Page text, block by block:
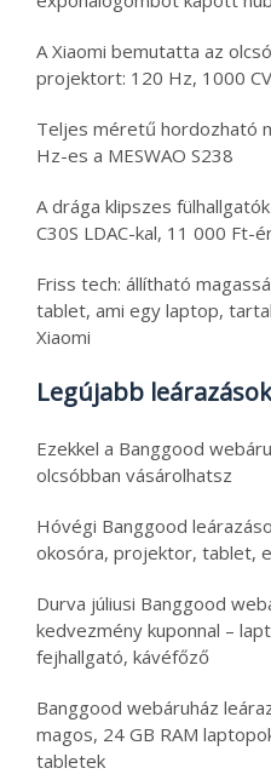
A Xiaomi bemutatta az
projektort: 120 Hz, 1000
Teljes méretű hordozható
Hz-es a MESWAO S238
A drága klipszes
C30S LDAC-kal, 11 000 Ft-
Friss tech: állítható
tablet, ami egy laptop,
Xiaomi
Legújabb leárazások
Ezekkel a Banggood
olcsóbban vásárolhatsz
Hóvégi Banggood
okosóra, projektor, tablet,
Durva júliusi Banggood
kedvezmény kuponnal –
fejhallgató, kávéfőző
Banggood webáruház
magos, 24 GB RAM
tabletek